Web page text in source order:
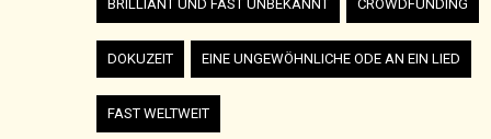
BRILLIANT UND FAST UNBEKANNT CROWDFUNDING
DOKUZEIT EINE UNGEWÖHNLICHE ODE AN EIN LIED
FAST WELTWEIT